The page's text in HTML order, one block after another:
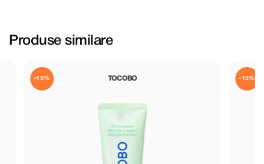
Produse similare
TOCOBO
-15% -15%